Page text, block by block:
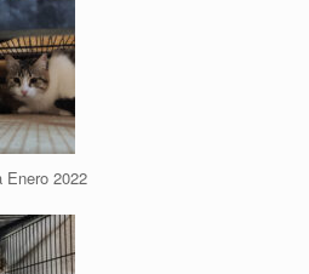
Enero 2022